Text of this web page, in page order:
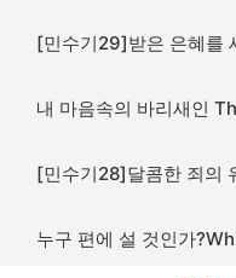
[민수기29]받은 은혜를
[민수기28]달콤한 죄의